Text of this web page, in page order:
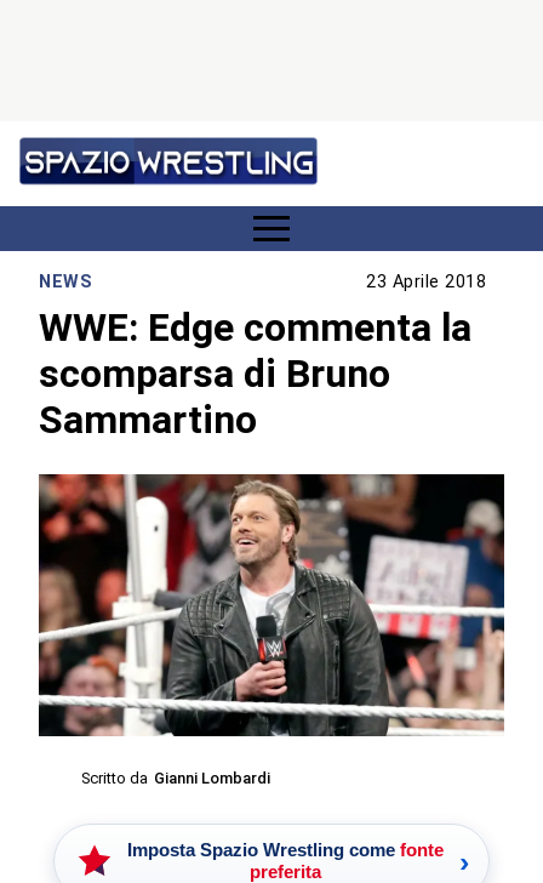
NEWS 23 Aprile 2018
WWE: Edge commenta la
scomparsa di Bruno
Sammartino
Scritto da Gianni Lombardi
Imposta Spazio Wrestling come fonte
preferita
›